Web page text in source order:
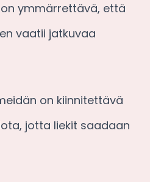
ymmärrettävä, että
vaatii jatkuvaa
on kiinnitettävä
jotta liekit saadaan